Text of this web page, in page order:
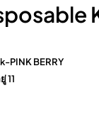
PINK BERRY
11